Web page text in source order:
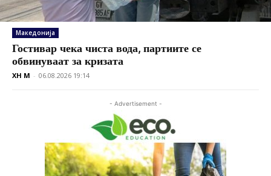
Македонија
Гостивар чека чиста вода, партиите се
обвинуваат за кризата
XH M - 06.08.2026 19:14
- Advertisement -